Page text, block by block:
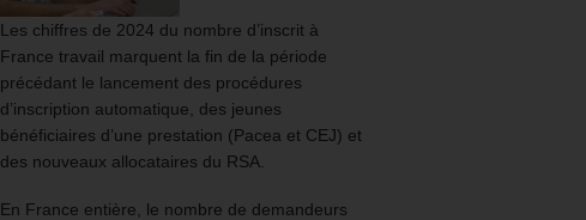
Les chiffres de 2024 du nombre d’inscrit à
France travail marquent la fin de la période
précédant le lancement des procédures
d’inscription automatique, des jeunes
bénéficiaires d’une prestation (Pacea et CEJ) et
des nouveaux allocataires du RSA.
En France entière, le nombre de demandeurs